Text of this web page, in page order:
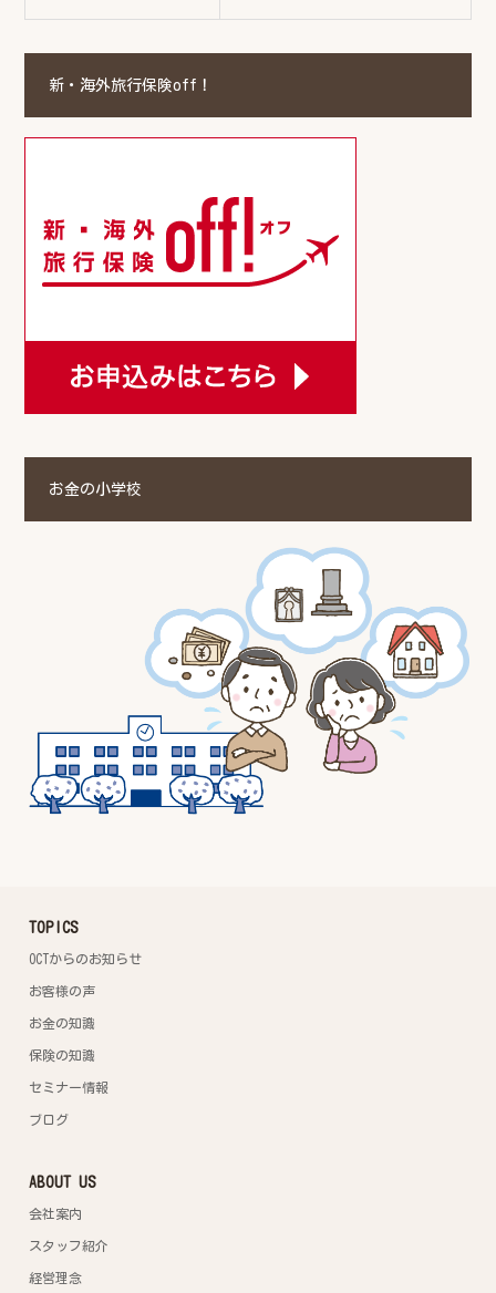
新・海外旅行保険off！
お金の小学校
TOPICS
OCTからのお知らせ
お客様の声
お金の知識
保険の知識
セミナー情報
ブログ
ABOUT US
会社案内
スタッフ紹介
経営理念